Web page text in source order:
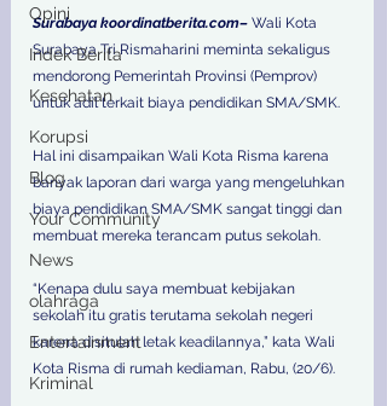
Opini
Indek Berita
Kesehatan
Korupsi
Blog
Your Community
News
olahraga
Entertainment
Kriminal
Surabaya koordinatberita.com– Wali Kota
Surabaya Tri Rismaharini meminta sekaligus
mendorong Pemerintah Provinsi (Pemprov)
untuk adil terkait biaya pendidikan SMA/SMK.
Hal ini disampaikan Wali Kota Risma karena
banyak laporan dari warga yang mengeluhkan
biaya pendidikan SMA/SMK sangat tinggi dan
membuat mereka terancam putus sekolah.
“Kenapa dulu saya membuat kebijakan
sekolah itu gratis terutama sekolah negeri
karena disitulah letak keadilannya,” kata Wali
Kota Risma di rumah kediaman, Rabu, (20/6).